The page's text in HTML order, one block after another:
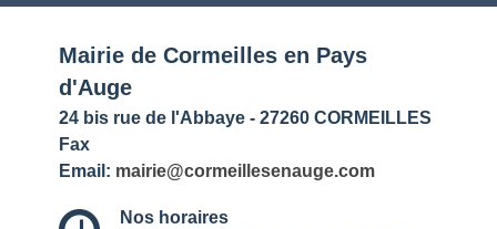
Mairie de Cormeilles en Pays
d'Auge
24 bis rue de l'Abbaye - 27260 CORMEILLES
Fax
Email: mairie@cormeillesenauge.com
Nos horaires